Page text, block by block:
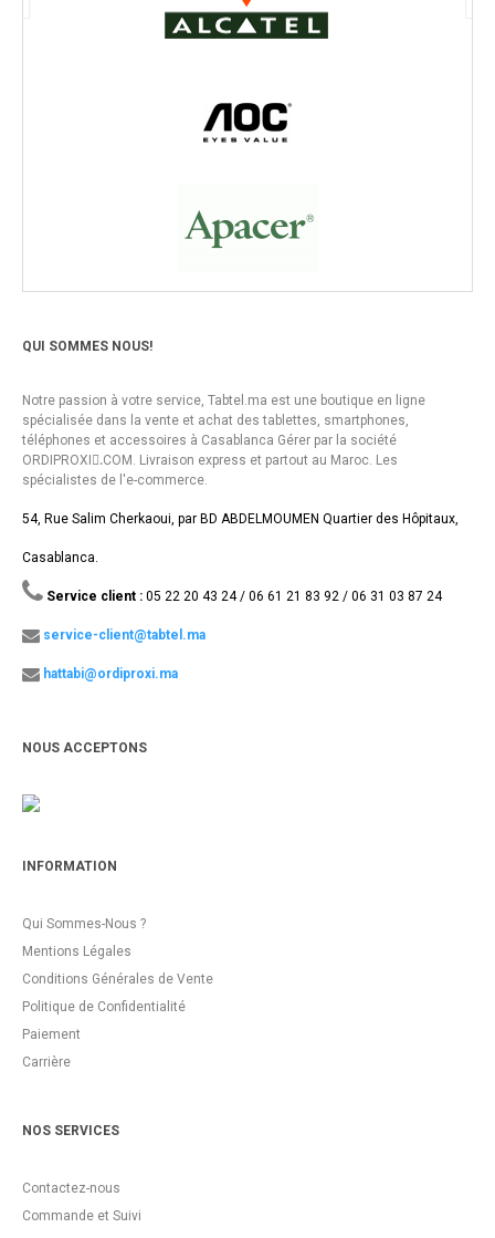
QUI SOMMES NOUS!
Notre passion à votre service, Tabtel.ma est une boutique en ligne
spécialisée dans la vente et achat des tablettes, smartphones,
téléphones et accessoires à Casablanca Gérer par la société
ORDIPROXI.ِCOM. Livraison express et partout au Maroc. Les
spécialistes de l'e-commerce.
54, Rue Salim Cherkaoui, par BD ABDELMOUMEN Quartier des Hôpitaux,
Casablanca.
Service client : 05 22 20 43 24 / 06 61 21 83 92 / 06 31 03 87 24
service-client@tabtel.ma
hattabi@ordiproxi.ma
NOUS ACCEPTONS
INFORMATION
Qui Sommes-Nous ?
Mentions Légales
Conditions Générales de Vente
Politique de Confidentialité
Paiement
Carrière
NOS SERVICES
Contactez-nous
Commande et Suivi